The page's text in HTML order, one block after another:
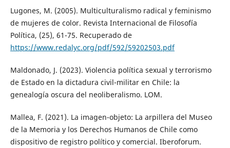
Lugones, M. (2005). Multiculturalismo radical y feminismo
de mujeres de color. Revista Internacional de Filosofía
Política, (25), 61-75. Recuperado de
https://www.redalyc.org/pdf/592/59202503.pdf
Maldonado, J. (2023). Violencia política sexual y terrorismo
de Estado en la dictadura civil-militar en Chile: la
genealogía oscura del neoliberalismo. LOM.
Mallea, F. (2021). La imagen-objeto: La arpillera del Museo
de la Memoria y los Derechos Humanos de Chile como
dispositivo de registro político y comercial. Iberoforum.